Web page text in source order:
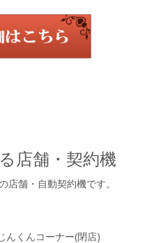
店舗・契約機
舗・自動契約機です。